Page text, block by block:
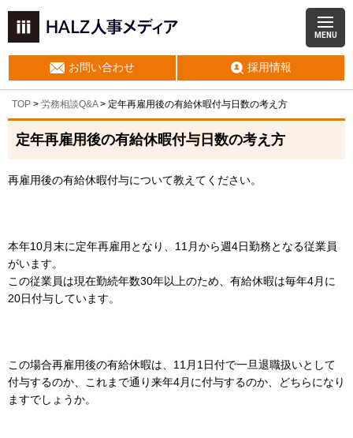
MENU
お問い合わせ 採用情報
TOP > 労務相談Q&A> 定年再雇用後の有給休暇付与日数の考え方
定年再雇用後の有給休暇付与日数の考え方
再雇用後の有給休暇付与について教えてください。
本年10月末に定年再雇用となり、11月から週4日勤務となる従業員
がいます。
この従業員は現在勤続年数30年以上のため、有給休暇は毎年4月に
20日付与しています。
この場合再雇用後の有給休暇は、11月1日付で一旦退職扱いとして
付与するのか、これまで通り来年4月に付与するのか、どちらになり
ますでしょうか。